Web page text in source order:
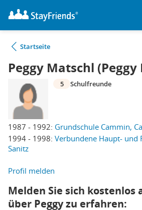
Startseite
Peggy Matschl
1987 - 1992: Grundschule Cammin,
1994 - 1998: Verbundene Haupt- und
Sanitz
5 Schulfreunde
Profil melden
Melden Sie sich kostenlos
über Peggy zu erfahren: